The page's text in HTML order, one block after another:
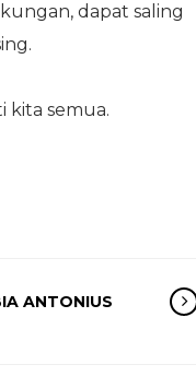
dapat saling
kita semua.
ANTONIUS